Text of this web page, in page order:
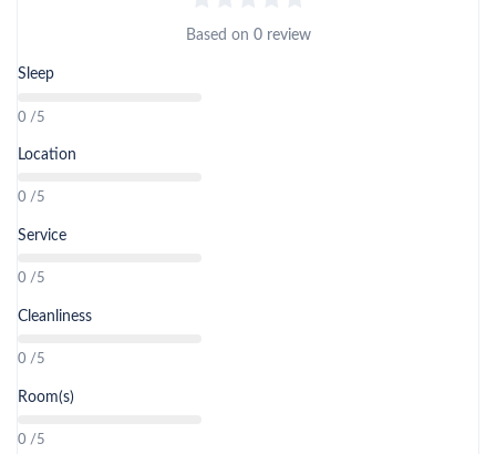
Based on 0 review
Sleep
0 /5
Location
0 /5
Service
0 /5
Cleanliness
0 /5
Room(s)
0 /5